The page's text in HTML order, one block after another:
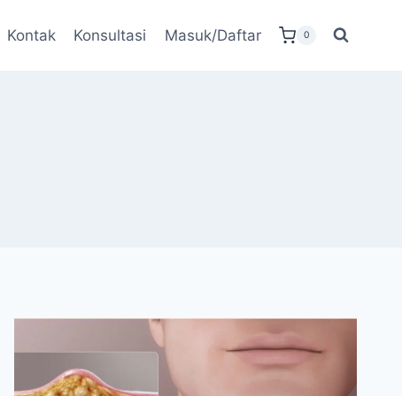
Kontak Konsultasi Masuk/Daftar 0